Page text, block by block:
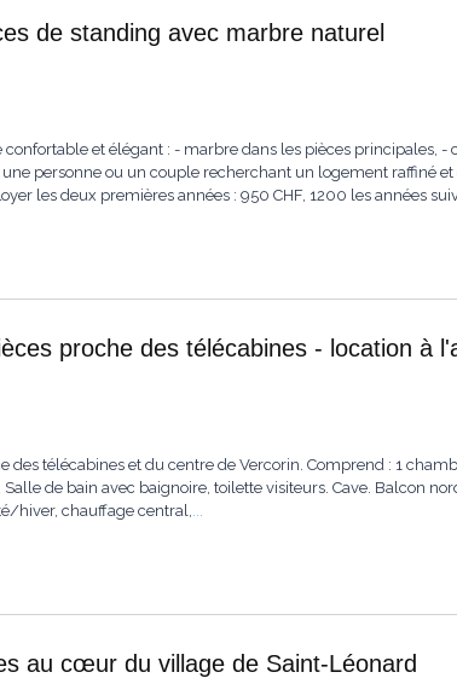
de standing avec marbre naturel
confortable et élégant : - marbre dans les pièces principales,
personne ou un couple recherchant un logement raffiné
les deux premières années : 950 CHF, 1200 les années
proche des télécabines - location à
des télécabines et du centre de Vercorin. Comprend : 1
de bain avec baignoire, toilette visiteurs. Cave. Balcon
hiver, chauffage central,...
au cœur du village de Saint-Léonard